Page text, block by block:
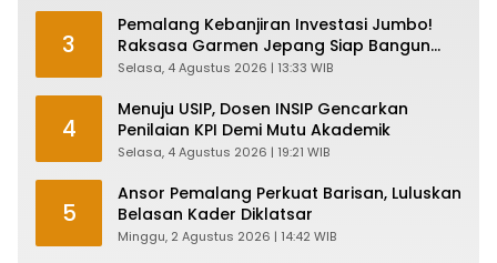
3
Pemalang Kebanjiran Investasi Jumbo!
Raksasa Garmen Jepang Siap Bangun
Pabrik dan Serap Ribuan Tenaga Kerja
Selasa, 4 Agustus 2026 | 13:33 WIB
4
Menuju USIP, Dosen INSIP Gencarkan
Penilaian KPI Demi Mutu Akademik
Selasa, 4 Agustus 2026 | 19:21 WIB
5
Ansor Pemalang Perkuat Barisan, Luluskan
Belasan Kader Diklatsar
Minggu, 2 Agustus 2026 | 14:42 WIB